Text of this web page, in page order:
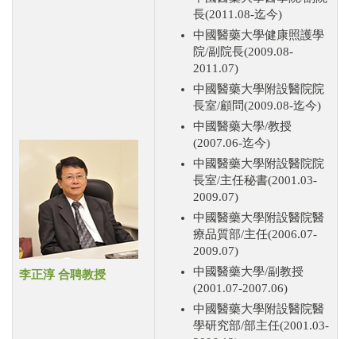
李正淳 合聘教授
長(2011.08-迄今)
中國醫藥大學健康照護學
院/副院長(2009.08-
2011.07)
中國醫藥大學附設醫院院
長室/顧問(2009.08-迄今)
中國醫藥大學/教授
(2007.06-迄今)
中國醫藥大學附設醫院院
長室/主任秘書(2001.03-
2009.07)
中國醫藥大學附設醫院醫
療品質部/主任(2006.07-
2009.07)
中國醫藥大學/副教授
(2001.07-2007.06)
中國醫藥大學附設醫院醫
學研究部/部主任(2001.03-